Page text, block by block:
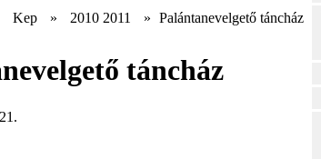
Kep » 2010 2011 » Palántanevelgető táncház
táncház